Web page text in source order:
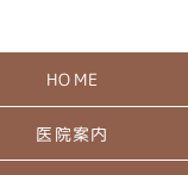
HOME
医院案内